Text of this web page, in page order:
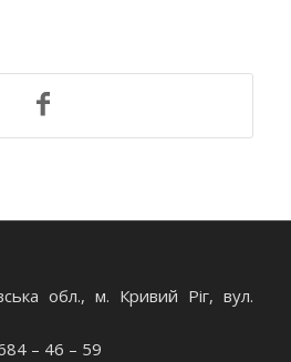
обл., м. Кривий Ріг, вул.
– 46 – 59